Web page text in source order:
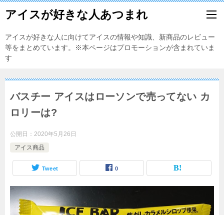
アイスが好きな人あつまれ
アイスが好きな人に向けてアイスの情報や知識、新商品のレビュー
等をまとめています。※本ページはプロモーションが含まれていま
す
バスチー アイスはローソンで売ってない カ
ロリーは?
公開日： 2020年5月26日
アイス商品
Tweet 0